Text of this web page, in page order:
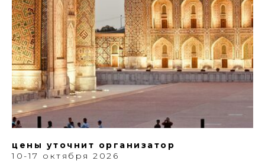
цены уточнит организатор
10-17 октября 2026